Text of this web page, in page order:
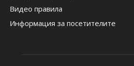
Видео правила
Информация за посетителите